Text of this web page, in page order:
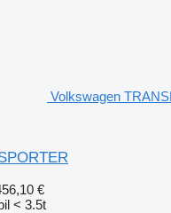
Volkswagen
€
< 3.5t